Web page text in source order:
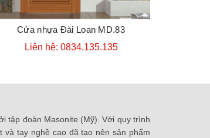
ĐẶT HÀNG
Cửa nhựa Đài Loan MD.83
Liên hệ: 0834.135.135
tập đoàn Masonite (Mỹ). Với quy trình
tay nghề cao đã tạo nên sản phẩm